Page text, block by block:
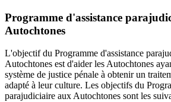
Programme d'assistance
Autochtones
L'objectif du Programme d'assistance
Autochtones est d'aider les Autochtones
système de justice pénale à obtenir un
adapté à leur culture. Les objectifs du
parajudiciaire aux Autochtones sont les